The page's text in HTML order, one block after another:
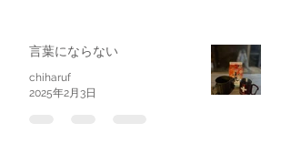
言葉にならない
chiharuf
2025年2月3日